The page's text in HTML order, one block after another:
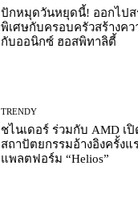
ปักหมุดวันหยุดนี้! ออกไปส
พิเศษกับครอบครัวสร้างคว
กับออนิกซ์ ฮอสพิทาลิตี้
TRENDY
ชไนเดอร์ ร่วมกับ AMD เ
สถาปัตยกรรมอ้างอิงครั้งแ
แพลตฟอร์ม “Helios”